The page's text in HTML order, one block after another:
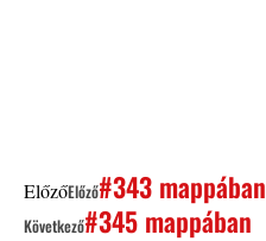
ElőzőElőző#343 mappában
Következő#345 mappában